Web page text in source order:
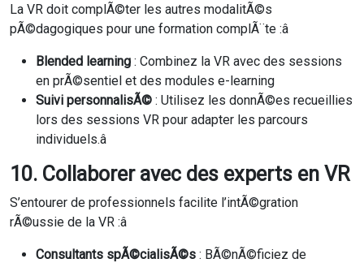
La VR doit complÃ©ter les autres modalitÃ©s
pÃ©dagogiques pour une formation complÃ¨te :â
Blended learning : Combinez la VR avec des sessions
en prÃ©sentiel et des modules e-learning
Suivi personnalisÃ© : Utilisez les donnÃ©es recueillies
lors des sessions VR pour adapter les parcours
individuels.â
10. Collaborer avec des experts en VR
S’entourer de professionnels facilite l’intÃ©gration
rÃ©ussie de la VR :â
Consultants spÃ©cialisÃ©s : BÃ©nÃ©ficiez de